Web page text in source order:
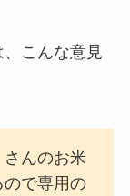
こんな意見
んのお米
ので専用の